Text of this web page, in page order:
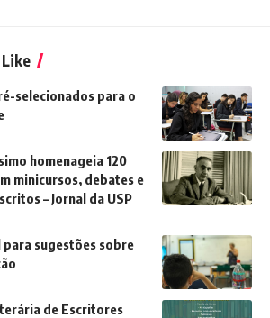
selecionados para o
homenageia 120
minicursos, debates e
– Jornal da USP
para sugestões sobre
de Escritores